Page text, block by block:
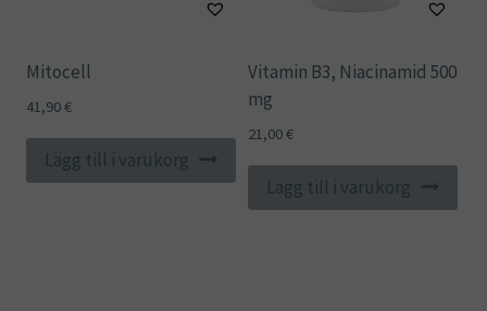
Mitocell
41,90€
Lägg till i varukorg
Vitamin B3, Niacinamid 500
mg
21,00€
Lägg till i varukorg